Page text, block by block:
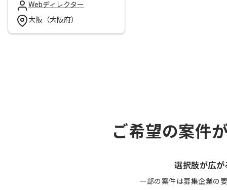
Webディレクター
大阪（大阪府）
ご希望の案件
選択肢が広が
一部の案件は募集企業の